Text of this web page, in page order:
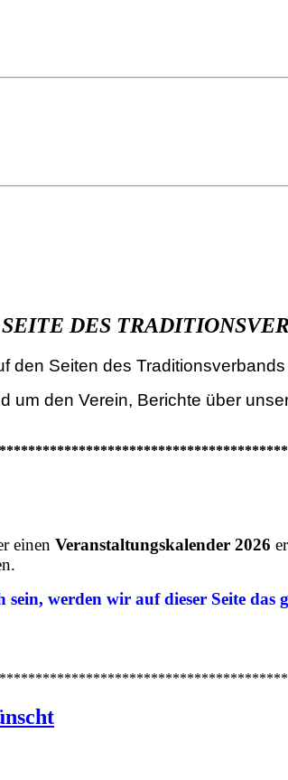
DES
den Seiten des
um den Verein, Berichte über
einen Veranstaltungskalender 2026
werden wir auf dieser Seite das